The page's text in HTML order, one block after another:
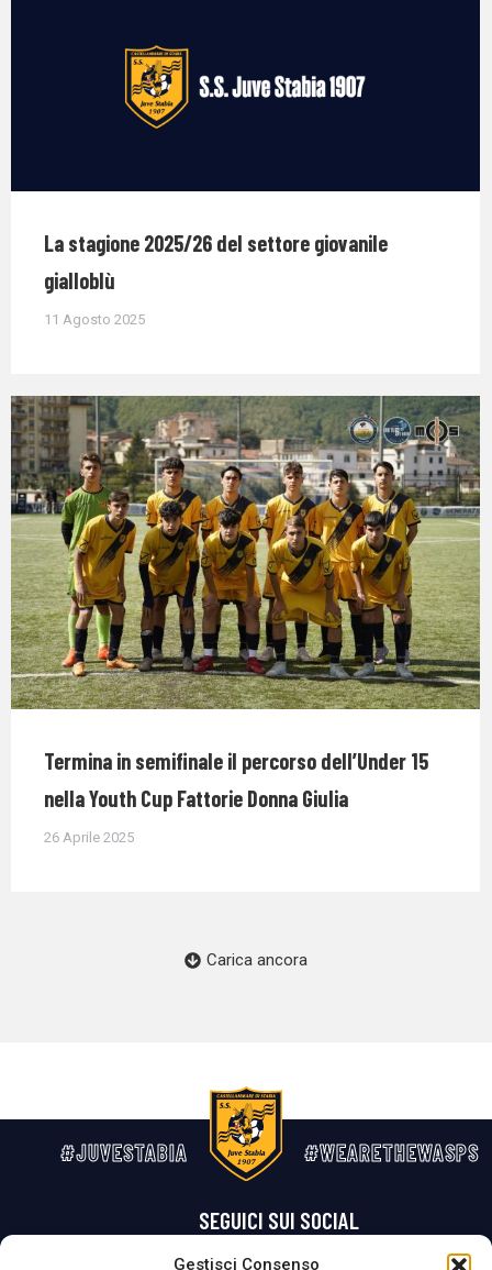
Gestisci Consenso
La stagione 2025/26 del settore giovanile
gialloblù
11 Agosto 2025
Termina in semifinale il percorso dell’Under 15
nella Youth Cup Fattorie Donna Giulia
26 Aprile 2025
Carica ancora
#JUVESTABIA #WEARETHEWASPS
SEGUICI SUI SOCIAL